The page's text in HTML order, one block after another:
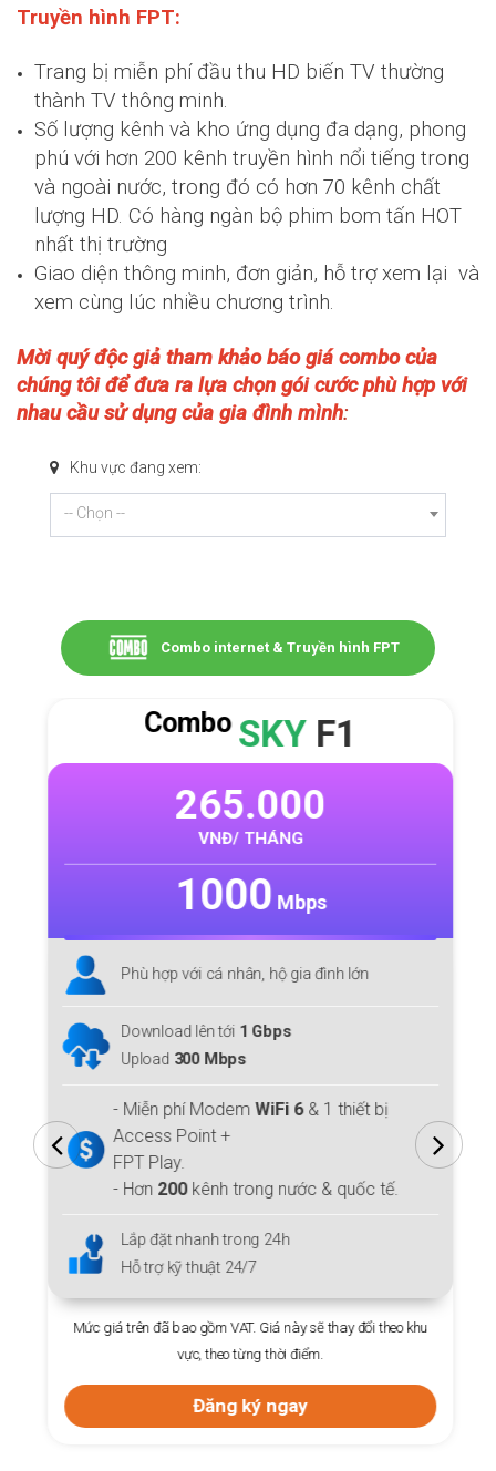
Truyền hình FPT:
Trang bị miễn phí đầu thu HD biến TV thường
thành TV thông minh.
Số lượng kênh và kho ứng dụng đa dạng, phong
phú với hơn 200 kênh truyền hình nổi tiếng trong
và ngoài nước, trong đó có hơn 70 kênh chất
lượng HD. Có hàng ngàn bộ phim bom tấn HOT
nhất thị trường
Giao diện thông minh, đơn giản, hỗ trợ xem lại và
xem cùng lúc nhiều chương trình.
Mời quý độc giả tham khảo báo giá combo của
chúng tôi để đưa ra lựa chọn gói cước phù hợp với
nhau cầu sử dụng của gia đình mình:
Khu vực đang xem:
-- Chọn --
Combo internet & Truyền hình FPT
Combo SKYF1
265.000
VNĐ/ THÁNG
1000Mbps
Phù hợp với cá nhân, hộ gia đình lớn
Download lên tới 1 Gbps
Upload 300 Mbps
- Miễn phí Modem WiFi 6& 1 thiết bị
Access Point +
FPT Play.
- Hơn 200 kênh trong nước & quốc tế.
Lắp đặt nhanh trong 24h
Hỗ trợ kỹ thuật 24/7
Mức giá trên đã bao gồm VAT. Giá này sẽ thay đổi theo khu
vực, theo từng thời điểm.
Đăng ký ngay